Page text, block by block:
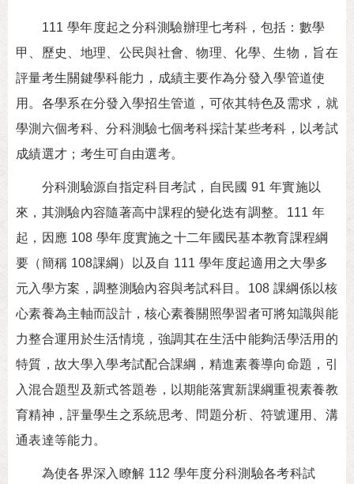
111 學年度起之分科測驗辦理七考科，包括：數學
甲、歷史、地理、公民與社會、物理、化學、生物，旨在
評量考生關鍵學科能力，成績主要作為分發入學管道使
用。各學系在分發入學招生管道，可依其特色及需求，就
學測六個考科、分科測驗七個考科採計某些考科，以考試
成績選才；考生可自由選考。
分科測驗源自指定科目考試，自民國 91 年實施以
來，其測驗內容隨著高中課程的變化迭有調整。111 年
起，因應 108 學年度實施之十二年國民基本教育課程綱
要（簡稱 108課綱）以及自 111 學年度起適用之大學多
元入學方案，調整測驗內容與考試科目。108 課綱係以核
心素養為主軸而設計，核心素養關照學習者可將知識與能
力整合運用於生活情境，強調其在生活中能夠活學活用的
特質，故大學入學考試配合課綱，精進素養導向命題，引
入混合題型及新式答題卷，以期能落實新課綱重視素養教
育精神，評量學生之系統思考、問題分析、符號運用、溝
通表達等能力。
為使各界深入瞭解 112 學年度分科測驗各考科試